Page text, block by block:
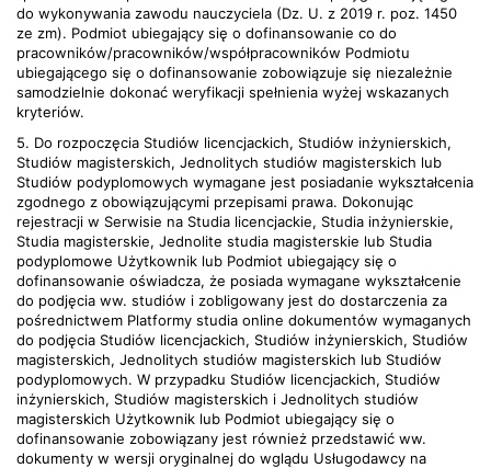
do wykonywania zawodu nauczyciela (Dz. U. z 2019 r. poz. 1450
ze zm). Podmiot ubiegający się o dofinansowanie co do
pracowników/pracowników/współpracowników Podmiotu
ubiegającego się o dofinansowanie zobowiązuje się niezależnie
samodzielnie dokonać weryfikacji spełnienia wyżej wskazanych
kryteriów.
5. Do rozpoczęcia Studiów licencjackich, Studiów inżynierskich,
Studiów magisterskich, Jednolitych studiów magisterskich lub
Studiów podyplomowych wymagane jest posiadanie wykształcenia
zgodnego z obowiązującymi przepisami prawa. Dokonując
rejestracji w Serwisie na Studia licencjackie, Studia inżynierskie,
Studia magisterskie, Jednolite studia magisterskie lub Studia
podyplomowe Użytkownik lub Podmiot ubiegający się o
dofinansowanie oświadcza, że posiada wymagane wykształcenie
do podjęcia ww. studiów i zobligowany jest do dostarczenia za
pośrednictwem Platformy studia online dokumentów wymaganych
do podjęcia Studiów licencjackich, Studiów inżynierskich, Studiów
magisterskich, Jednolitych studiów magisterskich lub Studiów
podyplomowych. W przypadku Studiów licencjackich, Studiów
inżynierskich, Studiów magisterskich i Jednolitych studiów
magisterskich Użytkownik lub Podmiot ubiegający się o
dofinansowanie zobowiązany jest również przedstawić ww.
dokumenty w wersji oryginalnej do wglądu Usługodawcy na